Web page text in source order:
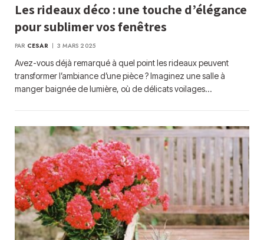
Les rideaux déco : une touche d’élégance
pour sublimer vos fenêtres
PAR CESAR 3 MARS 2025
Avez-vous déjà remarqué à quel point les rideaux peuvent
transformer l’ambiance d’une pièce ? Imaginez une salle à
manger baignée de lumière, où de délicats voilages…